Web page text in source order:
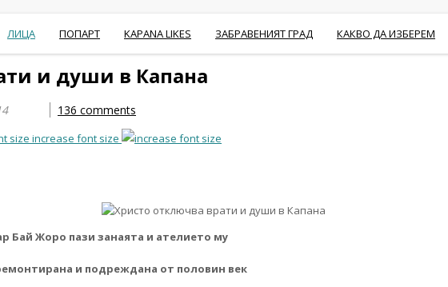
ЛИЦА ПОПАРТ KAPANA LIKES ЗАБРАВЕНИЯТ ГРАД КАКВО ДА ИЗБЕРЕМ
и души в Капана
136 comments
increase font size
Бай Жоро пази занаята и ателието му
и подреждана от половин век